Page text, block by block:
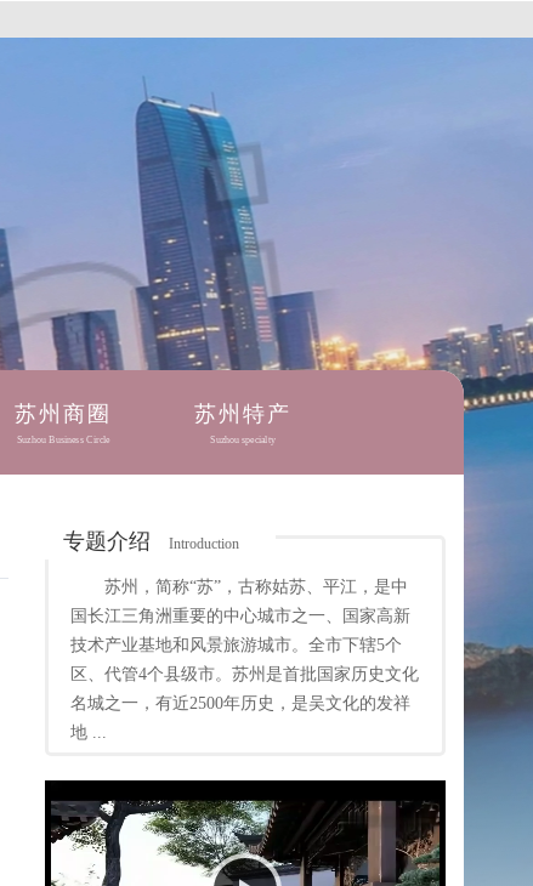
苏州商圈
Suzhou Business Circle
苏州特产
Suzhou specialty
专题介绍 Introduction
苏州，简称“苏”，古称姑苏、平江，是中
国长江三角洲重要的中心城市之一、国家高新
技术产业基地和风景旅游城市。全市下辖5个
区、代管4个县级市。苏州是首批国家历史文化
名城之一，有近2500年历史，是吴文化的发祥
地 ...